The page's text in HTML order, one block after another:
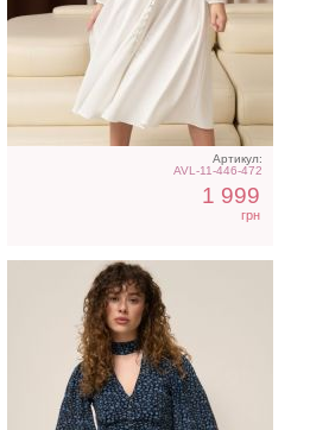
Артикул:
AVL-11-446-472
1 999
грн
Легкое шифоновое
короткое платье с
цветочным принтом